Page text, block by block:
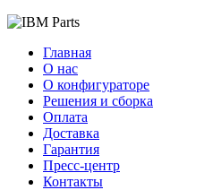
Главная
О нас
О конфигураторе
Решения и сборка
Оплата
Доставка
Гарантия
Пресс-центр
Контакты